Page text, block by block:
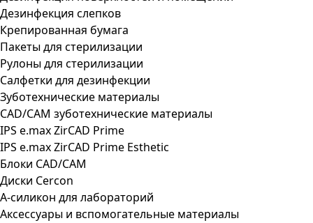
Дезинфекция слепков
Крепированная бумага
Пакеты для стерилизации
Рулоны для стерилизации
Салфетки для дезинфекции
Зуботехнические материалы
CAD/CAM зуботехнические материалы
IPS e.max ZirCAD Prime
IPS e.max ZirCAD Prime Esthetic
Блоки CAD/CAM
Диски Cercon
А-силикон для лабораторий
Аксессуары и вспомогательные материалы